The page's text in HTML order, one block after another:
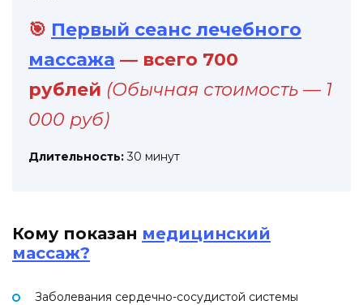
🎯 Первый сеанс лечебного
массажа — всего 700
рублей (Обычная стоимость — 1
000 руб)
Длительность:30 минут
Кому показан медицинский
массаж?
Заболевания сердечно-сосудистой системы